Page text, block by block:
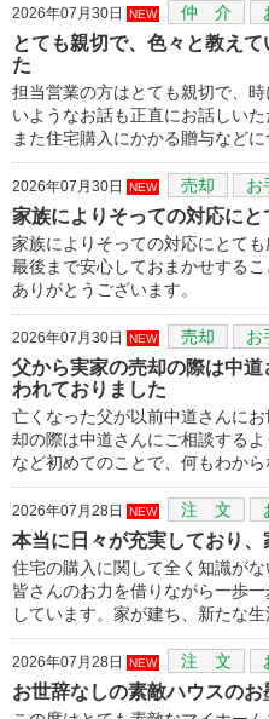
2026年07月30日 NEW 仲 介
とても親切で、色々と教え
た
担当営業の方はとても親切で、
いようなお話も正直にお話しいた
また住宅購入にかかる贈与などに
2026年07月30日 NEW 売却 お
家族によりそっての対応にと
家族によりそっての対応にとても
最後まで安心しておまかせするこ
ありがとうございます。
2026年07月30日 NEW 売却 お
父から実家の売却の際は中
われておりました
亡くなった父が以前中道さんに
却の際は中道さんにご相談する
など初めてのことで、何もわか
2026年07月28日 NEW 注 文
本当に日々が充実しており
住宅の購入に関して全く知識が
皆さんのお力を借りながら一歩
しています。家が建ち、新たな
2026年07月28日 NEW 注 文
お世辞なしの素敵ハウスの